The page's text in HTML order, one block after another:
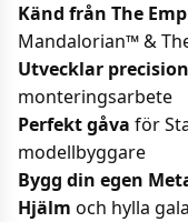
Känd från The
Mandalorian™ &
Utvecklar
monteringsarbete
Perfekt gåva för
modellbyggare
Bygg din egen
Hjälm och hylla